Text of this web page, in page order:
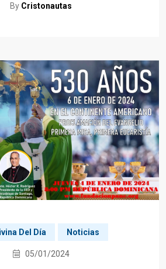
By Cristonautas
Del Día Noticias
05/01/2024